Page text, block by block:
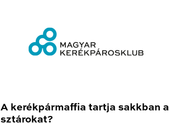
A kerékpármaffia tartja sakkban a
sztárokat?